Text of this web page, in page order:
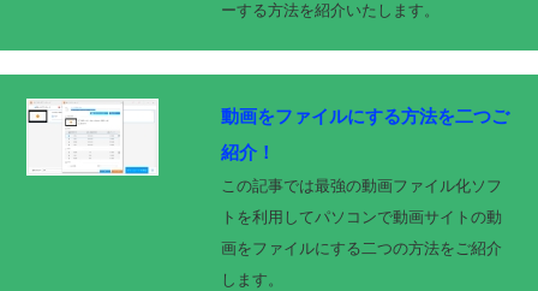
ーする方法を紹介いたします。
動画をファイルにする方法を二つご
紹介！
この記事では最強の動画ファイル化ソフ
トを利用してパソコンで動画サイトの動
画をファイルにする二つの方法をご紹介
します。